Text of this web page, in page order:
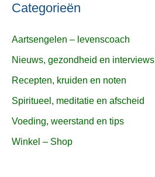
Categorieën
Aartsengelen – levenscoach
Nieuws, gezondheid en interviews
Recepten, kruiden en noten
Spiritueel, meditatie en afscheid
Voeding, weerstand en tips
Winkel – Shop